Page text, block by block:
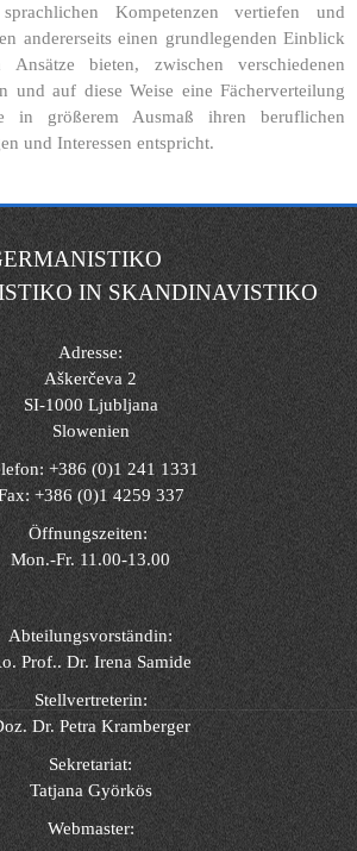
Kompetenzen vertiefen und
andererseits einen grundlegenden Einblick
bieten, zwischen verschiedenen
und auf diese Weise eine Fächerverteilung
in größerem Ausmaß ihren beruflichen
und Interessen entspricht.
IN SKANDINAVISTIKO
Adresse:
Aškerčeva 2
SI-1000 Ljubljana
Slowenien
+386 (0)1 241 1331
+386 (0)1 4259 337
Öffnungszeiten:
Mon.-Fr. 11.00-13.00
Abteilungsvorständin:
Prof.. Dr. Irena Samide
Stellvertreterin:
Dr. Petra Kramberger
Sekretariat:
Tatjana Györkös
Webmaster: